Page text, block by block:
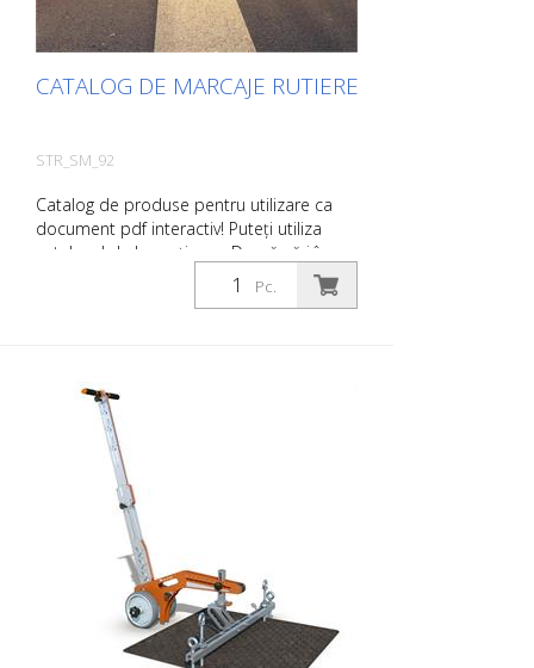
CATALOG DE MARCAJE RUTIERE
STR_SM_92
Catalog de produse pentru utilizare ca
document pdf interactiv! Puteți utiliza
catalogul de la secțiunea Descărcări în
limba dorită. Dacă aveți nevoie și de
catalogul cu prețuri (numai pentru clienții
respectivă. Dacă aveți nevoie de informații
suplimentare, vă rugăm să faceți clic pe
imaginea produsului. Veți fi apoi
redirecționat către site-ul nostru. Aici ne
puteți trimite, de asemenea, o cerere de
informații fără caracter obligatoriu. De
asemenea, puteți comanda aceste
informații despre produs în formă tipărită.
Cu toate acestea, vă vom factura costurile
de producție, o taxă de manipulare și
Pc.